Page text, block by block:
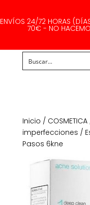
ENVÍOS 24/72 HORAS
70€ - NO
Inicio / COSMETICA
imperfecciones /
Pasos 6kne